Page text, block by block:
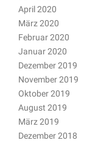
April 2020
März 2020
Februar 2020
Januar 2020
Dezember 2019
November 2019
Oktober 2019
August 2019
März 2019
Dezember 2018